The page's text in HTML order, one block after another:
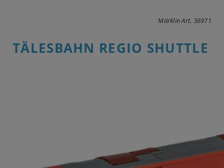
Märklin Art. 36971
TÄLESBAHN REGIO SHUTTLE